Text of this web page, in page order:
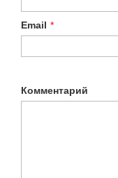
Email *
Комментарий